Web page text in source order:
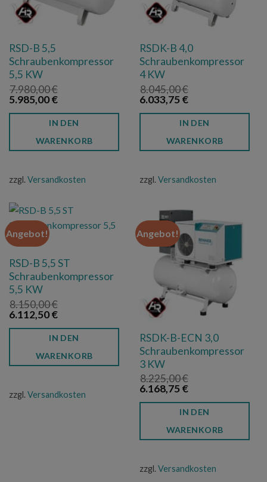
RSD-B 5,5
Schraubenkompressor
5,5 KW
7.980,00€
Ursprünglicher
7.980,00 €
5.985,00€Aktueller
ist:
5.985,00 €.
IN DEN
WARENKORB
zzgl. Versandkosten
RSDK-B 4,0
Schraubenkompressor
4 KW
8.045,00€
Ursprünglicher
8.045,00 €
6.033,75€Aktueller
ist:
6.033,75 €.
IN DEN
WARENKORB
zzgl. Versandkosten
Angebot!
RSD-B 5,5 ST
Schraubenkompressor
5,5 KW
8.150,00€
Ursprünglicher
8.150,00 €
6.112,50€Aktueller
ist:
6.112,50 €.
IN DEN
WARENKORB
zzgl. Versandkosten
Angebot!
RSDK-B-ECN 3,0
Schraubenkompressor
3 KW
8.225,00€
Ursprünglicher
8.225,00 €
6.168,75€Aktueller
ist:
6.168,75 €.
IN DEN
WARENKORB
zzgl. Versandkosten